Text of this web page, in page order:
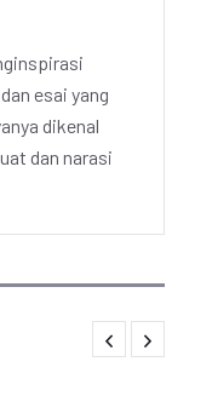
esai yang
dikenal
dan narasi